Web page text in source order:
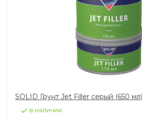
SOLID Грунт Jet Filler серый (650
в наличии